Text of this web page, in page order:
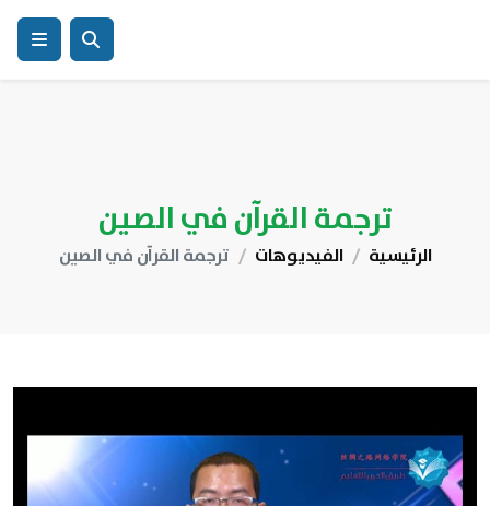
ترجمة القرآن في الصين
الرئيسية الفيديوهات ترجمة القرآن في الصين